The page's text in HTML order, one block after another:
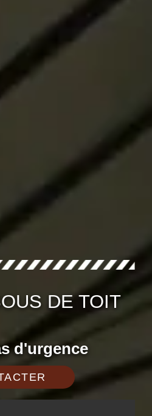
DE TOIT
d'urgence